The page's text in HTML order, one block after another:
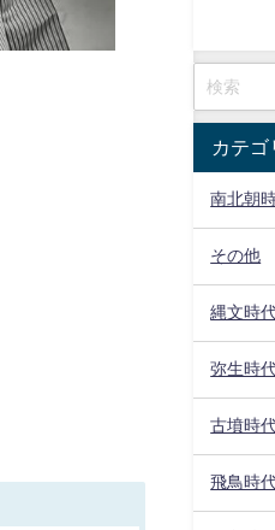
カテゴ
南北朝
その他
縄文時
弥生時
古墳時
飛鳥時